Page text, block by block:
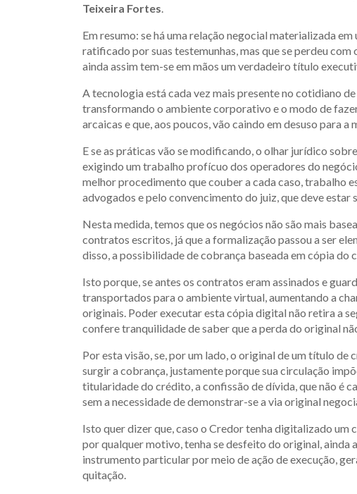
Teixeira Fortes.
Em resumo: se há uma relação negocial materializada
ratificado por suas testemunhas, mas que se perdeu
ainda assim tem-se em mãos um verdadeiro título
A tecnologia está cada vez mais presente no cotidiano
transformando o ambiente corporativo e o modo de
arcaicas e que, aos poucos, vão caindo em desuso para
E se as práticas vão se modificando, o olhar jurídico
exigindo um trabalho profícuo dos operadores do
melhor procedimento que couber a cada caso, trabalho
advogados e pelo convencimento do juiz, que deve estar
Nesta medida, temos que os negócios não são mais
contratos escritos, já que a formalização passou a ser
disso, a possibilidade de cobrança baseada em cópia
Isto porque, se antes os contratos eram assinados e
transportados para o ambiente virtual, aumentando a
originais. Poder executar esta cópia digital não retira a
confere tranquilidade de saber que a perda do original
Por esta visão, se, por um lado, o original de um título
surgir a cobrança, justamente porque sua circulação
titularidade do crédito, a confissão de dívida, que não é
sem a necessidade de demonstrar-se a via original
Isto quer dizer que, caso o Credor tenha digitalizado um
por qualquer motivo, tenha se desfeito do original,
instrumento particular por meio de ação de execução,
quitação.